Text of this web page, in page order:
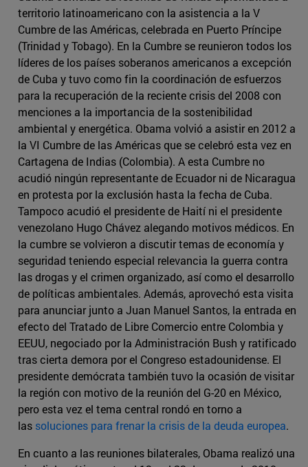
territorio latinoamericano con la asistencia a la V
Cumbre de las Américas, celebrada en Puerto Príncipe
(Trinidad y Tobago). En la Cumbre se reunieron todos los
líderes de los países soberanos americanos a excepción
de Cuba y tuvo como fin la coordinación de esfuerzos
para la recuperación de la reciente crisis del 2008 con
menciones a la importancia de la sostenibilidad
ambiental y energética. Obama volvió a asistir en 2012 a
la VI Cumbre de las Américas que se celebró esta vez en
Cartagena de Indias (Colombia). A esta Cumbre no
acudió ningún representante de Ecuador ni de Nicaragua
en protesta por la exclusión hasta la fecha de Cuba.
Tampoco acudió el presidente de Haití ni el presidente
venezolano Hugo Chávez alegando motivos médicos. En
la cumbre se volvieron a discutir temas de economía y
seguridad teniendo especial relevancia la guerra contra
las drogas y el crimen organizado, así como el desarrollo
de políticas ambientales. Además, aprovechó esta visita
para anunciar junto a Juan Manuel Santos, la entrada en
efecto del Tratado de Libre Comercio entre Colombia y
EEUU, negociado por la Administración Bush y ratificado
tras cierta demora por el Congreso estadounidense. El
presidente demócrata también tuvo la ocasión de visitar
la región con motivo de la reunión del G-20 en México,
pero esta vez el tema central rondó en torno a
las soluciones para frenar la crisis de la deuda europea.
En cuanto a las reuniones bilaterales, Obama realizó una